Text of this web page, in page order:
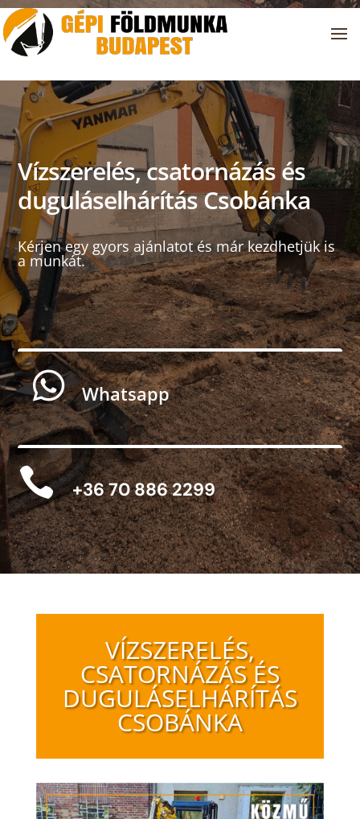
Vízszerelés, csatornázás és
duguláselhárítás Csobánka
Kérjen egy gyors ajánlatot és már kezdhetjük is
a munkát.
 Whatsapp
 +36 70 886 2299
VÍZSZERELÉS,
CSATORNÁZÁS ÉS
DUGULÁSELHÁRÍTÁS
CSOBÁNKA